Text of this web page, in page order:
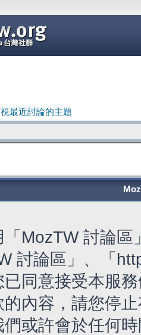
最近討論的主題
「MozTW 討論
討論區」、「
已同意接受本服
的內容，請您停
們或許會於任何